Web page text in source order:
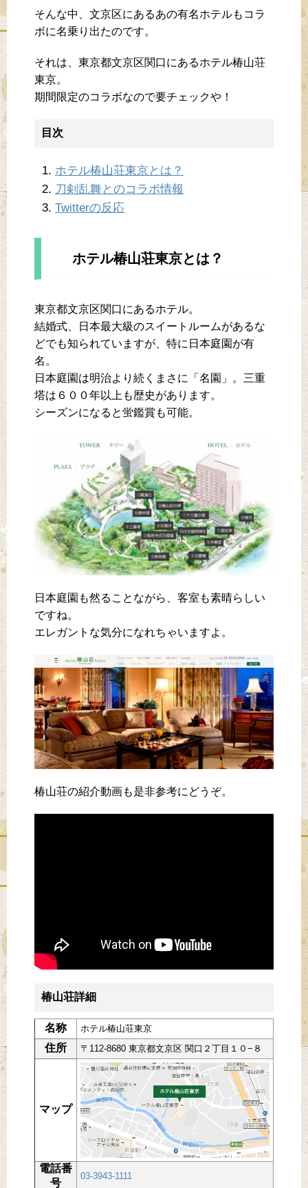
そんな中、文京区にあるあの有名ホテルもコラ
ボに名乗り出たのです。
それは、東京都文京区関口にあるホテル椿山荘
東京。
期間限定のコラボなので要チェックや！
目次
ホテル椿山荘東京とは？
刀剣乱舞とのコラボ情報
Twitterの反応
ホテル椿山荘東京とは？
東京都文京区関口にあるホテル。
結婚式、日本最大級のスイートルームがあるな
どでも知られていますが、特に日本庭園が有
名。
日本庭園は明治より続くまさに「名園」。三重
塔は６００年以上も歴史があります。
シーズンになると蛍鑑賞も可能。
日本庭園も然ることながら、客室も素晴らしい
ですね。
エレガントな気分になれちゃいますよ。
椿山荘の紹介動画も是非参考にどうぞ。
椿山荘詳細
名称 ホテル椿山荘東京
住所 〒112-8680 東京都文京区 関口２丁目１０−８
マップ
電話番
号
03-3943-1111